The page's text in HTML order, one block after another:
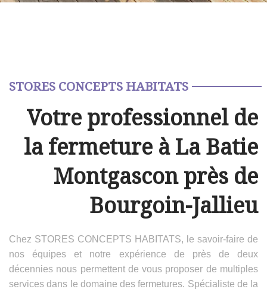
STORES CONCEPTS HABITATS
Votre professionnel de
la fermeture à La Batie
Montgascon près de
Bourgoin-Jallieu
Chez STORES CONCEPTS HABITATS, le savoir-faire de
nos équipes et notre expérience de près de deux
décennies nous permettent de vous proposer de multiples
services dans le domaine des fermetures. Spécialiste de la